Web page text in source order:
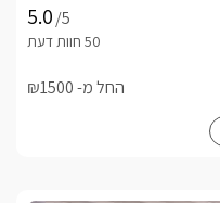
/5
החל מ- ₪1500